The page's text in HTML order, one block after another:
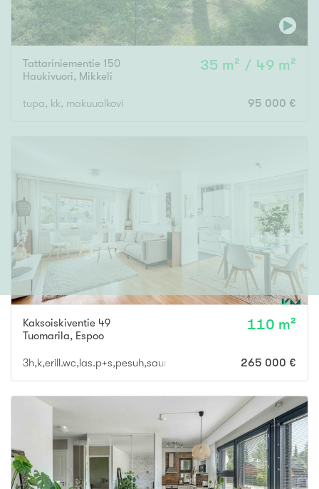
Tattariniementie 150
Haukivuori, Mikkeli
35 m² / 49 m²
tupa, kk, makuualkovi 95 000 €
Kaksoiskiventie 49
Tuomarila, Espoo
110 m²
3h,k,erill.wc,las.p+s,pesuh,saunatupa,erill.wc 265 000 €